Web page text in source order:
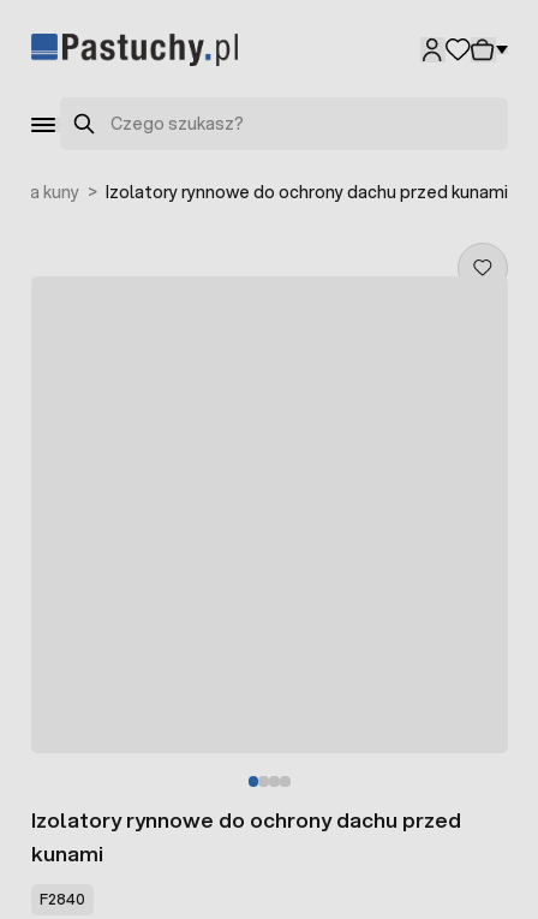
Szukaj
na kuny > Izolatory rynnowe do ochrony dachu przed kunami
Izolatory rynnowe do ochrony dachu przed
kunami
F2840